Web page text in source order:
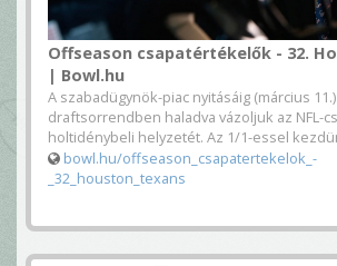
Offseason csapatértékelők - 32.
| Bowl.hu
A szabadügynök-piac nyitásáig (március 11.)
draftsorrendben haladva vázoljuk az NFL-
holtidénybeli helyzetét. Az 1/1-essel
bowl.hu/offseason_csapatertekelok_-
_32_houston_texans